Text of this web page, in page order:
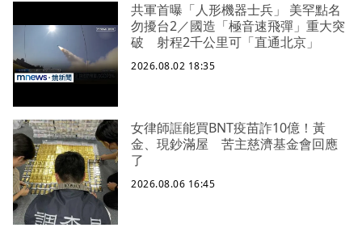
共軍首曝「人形機器士兵」 美罕點名
勿擾台2／國造「極音速飛彈」重大突
破 射程2千公里可「直通北京」
2026.08.02 18:35
女律師誆能買BNT疫苗詐10億！黃
金、現鈔滿屋 苦主慈濟基金會回應
了
2026.08.06 16:45